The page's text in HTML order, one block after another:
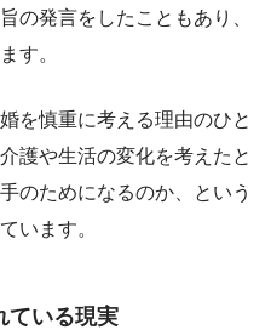
の発言をしたこともあり、
す。
を慎重に考える理由のひと
護や生活の変化を考えたと
のためになるのか、という
います。
ている現実